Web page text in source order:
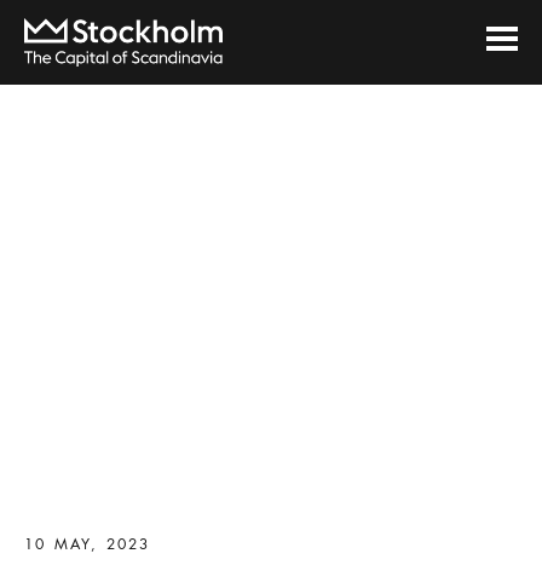
10 MAY, 2023